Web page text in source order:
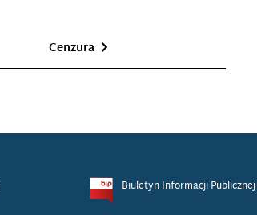
Cenzura
Biuletyn Informacji Publicznej